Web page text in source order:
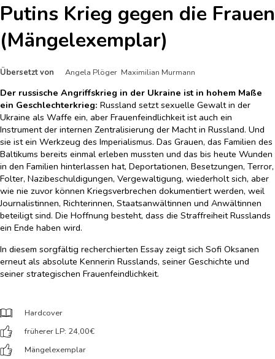
Putins Krieg gegen die Frauen
(Mängelexemplar)
Übersetzt von Angela Plöger Maximilian Murmann
Der russische Angriffskrieg in der Ukraine ist in hohem Maße
ein Geschlechterkrieg: Russland setzt sexuelle Gewalt in der
Ukraine als Waffe ein, aber Frauenfeindlichkeit ist auch ein
Instrument der internen Zentralisierung der Macht in Russland. Und
sie ist ein Werkzeug des Imperialismus. Das Grauen, das Familien des
Baltikums bereits einmal erleben mussten und das bis heute Wunden
in den Familien hinterlassen hat, Deportationen, Besetzungen, Terror,
Folter, Nazibeschuldigungen, Vergewaltigung, wiederholt sich, aber
wie nie zuvor können Kriegsverbrechen dokumentiert werden, weil
Journalistinnen, Richterinnen, Staatsanwältinnen und Anwältinnen
beteiligt sind. Die Hoffnung besteht, dass die Straffreiheit Russlands
ein Ende haben wird.
In diesem sorgfältig recherchierten Essay zeigt sich Sofi Oksanen
erneut als absolute Kennerin Russlands, seiner Geschichte und
seiner strategischen Frauenfeindlichkeit.
Hardcover
früherer LP: 24,00€
Mängelexemplar